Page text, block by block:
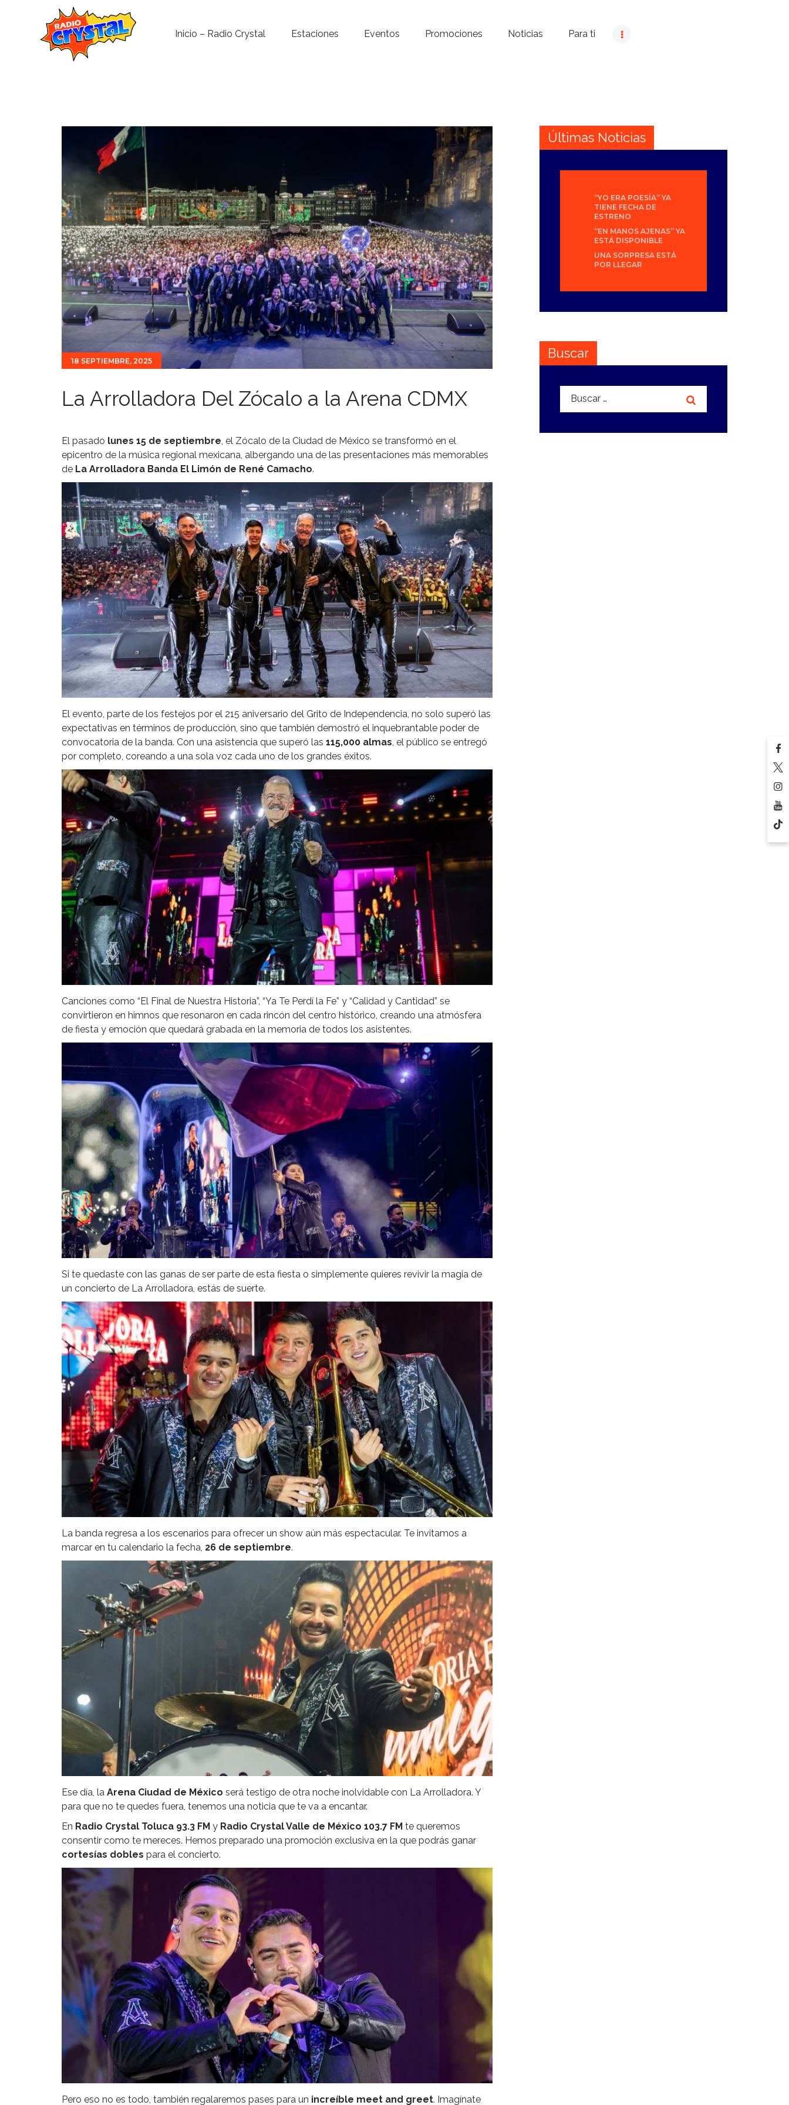
Inicio – Radio Crystal Estaciones Eventos Promociones Noticias Para ti
Para ti
Contacto
18 SEPTIEMBRE, 2025
La Arrolladora Del Zócalo a la Arena CDMX
El pasado lunes 15 de septiembre, el Zócalo de la Ciudad de México se transformó en el
epicentro de la música regional mexicana, albergando una de las presentaciones más memorables
de La Arrolladora Banda El Limón de René Camacho.
El evento, parte de los festejos por el 215 aniversario del Grito de Independencia, no solo superó las
expectativas en términos de producción, sino que también demostró el inquebrantable poder de
convocatoria de la banda. Con una asistencia que superó las 115,000 almas, el público se entregó
por completo, coreando a una sola voz cada uno de los grandes éxitos.
Canciones como “El Final de Nuestra Historia”, “Ya Te Perdí la Fe” y “Calidad y Cantidad” se
convirtieron en himnos que resonaron en cada rincón del centro histórico, creando una atmósfera
de fiesta y emoción que quedará grabada en la memoria de todos los asistentes.
Si te quedaste con las ganas de ser parte de esta fiesta o simplemente quieres revivir la magia de
un concierto de La Arrolladora, estás de suerte.
La banda regresa a los escenarios para ofrecer un show aún más espectacular. Te invitamos a
marcar en tu calendario la fecha, 26 de septiembre.
Ese día, la Arena Ciudad de México será testigo de otra noche inolvidable con La Arrolladora. Y
para que no te quedes fuera, tenemos una noticia que te va a encantar.
En Radio Crystal Toluca 93.3 FM y Radio Crystal Valle de México 103.7 FM te queremos
consentir como te mereces. Hemos preparado una promoción exclusiva en la que podrás ganar
cortesías dobles para el concierto.
Pero eso no es todo, también regalaremos pases para un increíble meet and greet. Imagínate
Últimas Noticias
“YO ERA POESÍA” YA
TIENE FECHA DE
ESTRENO
“EN MANOS AJENAS” YA
ESTÁ DISPONIBLE
UNA SORPRESA ESTÁ
POR LLEGAR
Buscar
Buscar: